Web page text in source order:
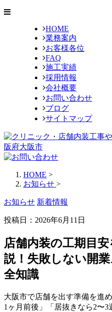
HOME
業務案内
お客様各位
FAQ
施工実績
採用情報
会社概要
お問い合わせ
ブログ
サイトマップ
HOME >
お知らせ >
お知らせ 新着情報
投稿日： 2026年6月11日
店舗内装の工期目
説！失敗しない開
全知識
大阪市で店舗を出す準備を進
1ヶ月前後」「居抜きなら2〜